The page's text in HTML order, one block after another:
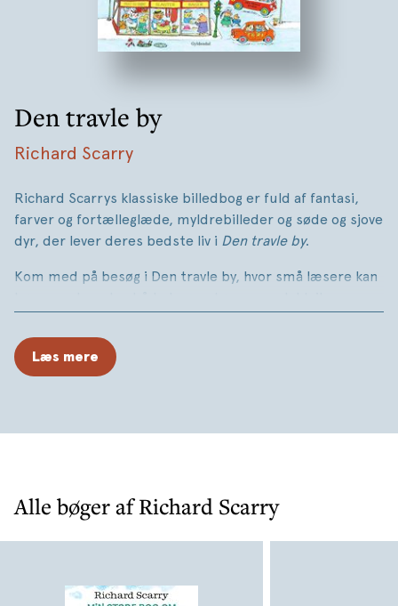
Den travle by
Richard Scarry
Richard Scarrys klassiske billedbog er fuld af fantasi,
farver og fortælleglæde, myldrebilleder og søde og sjove
dyr, der lever deres bedste liv i Den travle by.
Kom med på besøg i Den travle by, hvor små læsere kan
til at fungere hver eneste dag. De kan også komme med
på både en flyvetur, en togtur og en sejltur og fx høre alt
Læs mere
Alle bøger af Richard Scarry